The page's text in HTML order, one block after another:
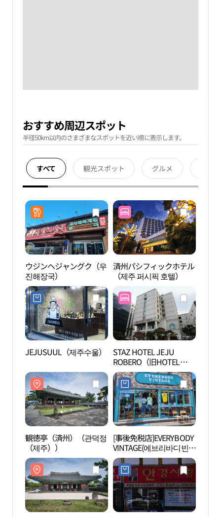
おすすめ周辺スポット
半径50km以内のさまざまなスポットを近い順に表示します。
すべて 観光スポット グルメ
ウジンヘジャングク（우
진해장국）
済州パシフィックホテル
（제주 퍼시픽 호텔）
JEJUSUUL（제주수울）
STAZ HOTEL JEJU
ROBERO（旧HOTEL
ROBERO）（스타즈 호텔
제주 로베로（구 로베로
호텔））
観徳亭（済州）（관덕정
（제주））
[事後免税店]EVERYBODY
VINTAGE(에브리바디빈티
지)